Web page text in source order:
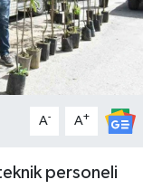
A- A+
personeli